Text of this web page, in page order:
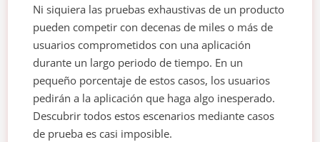
Ni siquiera las pruebas exhaustivas de un producto
pueden competir con decenas de miles o más de
usuarios comprometidos con una aplicación
durante un largo periodo de tiempo. En un
pequeño porcentaje de estos casos, los usuarios
pedirán a la aplicación que haga algo inesperado.
Descubrir todos estos escenarios mediante casos
de prueba es casi imposible.